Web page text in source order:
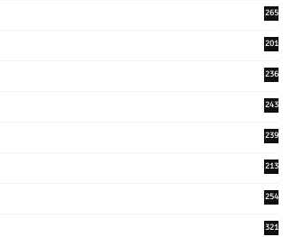
265
201
236
243
239
213
254
321